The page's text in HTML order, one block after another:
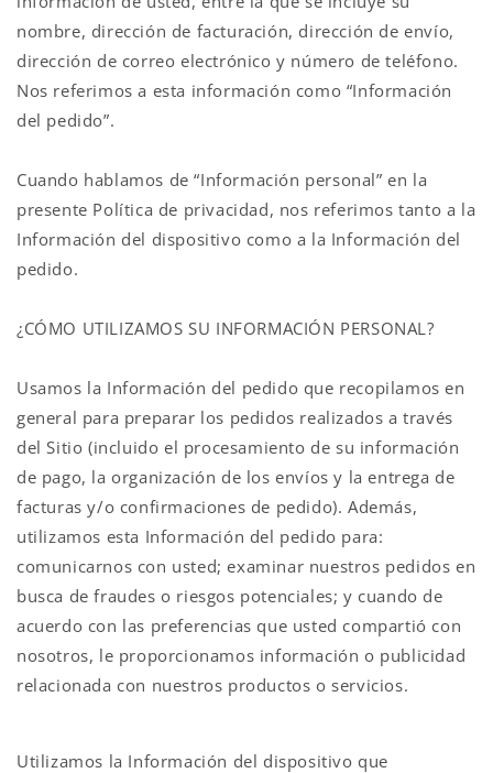
nombre, dirección de facturación, dirección de envío,
dirección de correo electrónico y número de teléfono.
Nos referimos a esta información como “Información
del pedido”.
Cuando hablamos de “Información personal” en la
presente Política de privacidad, nos referimos tanto a la
Información del dispositivo como a la Información del
pedido.
¿CÓMO UTILIZAMOS SU INFORMACIÓN PERSONAL?
Usamos la Información del pedido que recopilamos en
general para preparar los pedidos realizados a través
del Sitio (incluido el procesamiento de su información
de pago, la organización de los envíos y la entrega de
facturas y/o confirmaciones de pedido). Además,
utilizamos esta Información del pedido para:
comunicarnos con usted; examinar nuestros pedidos en
busca de fraudes o riesgos potenciales; y cuando de
acuerdo con las preferencias que usted compartió con
nosotros, le proporcionamos información o publicidad
relacionada con nuestros productos o servicios.
Utilizamos la Información del dispositivo que